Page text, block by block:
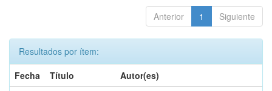
Anterior 1 Siguiente
Resultados por ítem:
Fecha
Título
Autor(es)